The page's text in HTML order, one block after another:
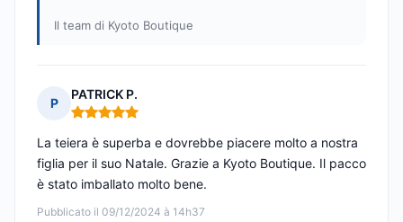
Il team di Kyoto Boutique
P
PATRICK P.
Nota: 5 su 5
Pubblicato il 09/12/2024 à 14h37
La teiera è superba e dovrebbe piacere molto a nostra
figlia per il suo Natale. Grazie a Kyoto Boutique. Il pacco
è stato imballato molto bene.